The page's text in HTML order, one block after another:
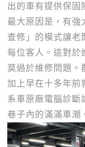
出的車有提供保固
最大原因是，有強
查修」的模式讓老
每位客人。這對於
莫過於維修問題。
加上早在十多年前
系車原廠電腦診斷
巷子內的滿滿車潮